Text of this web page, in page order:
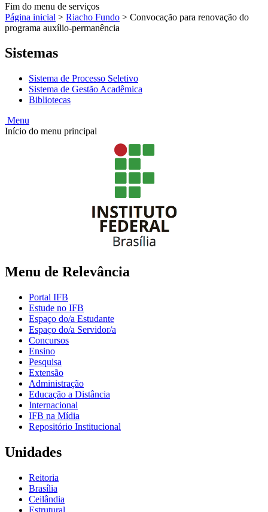
Fim do menu de serviços
Página inicial > Riacho Fundo > Convocação para renovação do
programa auxílio-permanência
Sistemas
Sistema de Processo Seletivo
Sistema de Gestão Acadêmica
Bibliotecas
Menu
Início do menu principal
Menu de Relevância
Portal IFB
Estude no IFB
Espaço do/a Estudante
Espaço do/a Servidor/a
Concursos
Ensino
Pesquisa
Extensão
Administração
Educação a Distância
Internacional
IFB na Mídia
Repositório Institucional
Unidades
Reitoria
Brasília
Ceilândia
Estrutural